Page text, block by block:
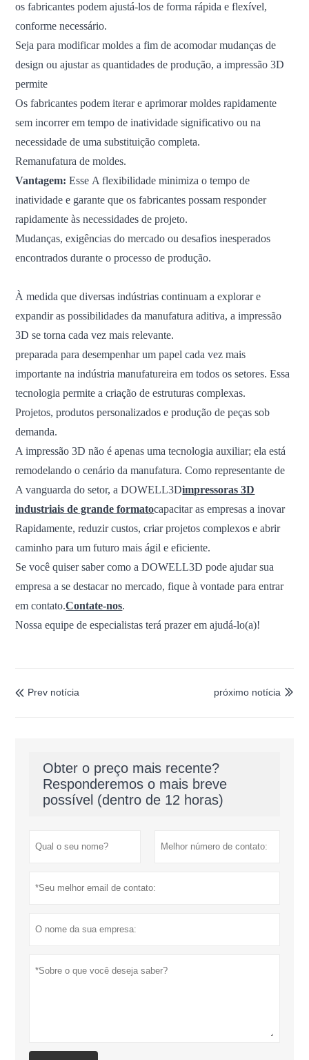
os fabricantes podem ajustá-los de forma rápida e flexível,
conforme necessário.
Seja para modificar moldes a fim de acomodar mudanças de
design ou ajustar as quantidades de produção, a impressão 3D
permite
Os fabricantes podem iterar e aprimorar moldes rapidamente
sem incorrer em tempo de inatividade significativo ou na
necessidade de uma substituição completa.
Remanufatura de moldes.
Vantagem:Esse A flexibilidade minimiza o tempo de
inatividade e garante que os fabricantes possam responder
rapidamente às necessidades de projeto.
Mudanças, exigências do mercado ou desafios inesperados
encontrados durante o processo de produção.
À medida que diversas indústrias continuam a explorar e
expandir as possibilidades da manufatura aditiva, a impressão
3D se torna cada vez mais relevante.
preparada para desempenhar um papel cada vez mais
importante na indústria manufatureira em todos os setores. Essa
tecnologia permite a criação de estruturas complexas.
Projetos, produtos personalizados e produção de peças sob
demanda.
A impressão 3D não é apenas uma tecnologia auxiliar; ela está
remodelando o cenário da manufatura. Como representante de
A vanguarda do setor, a DOWELL3Dimpressoras 3D
industriais de grande formatocapacitar as empresas a inovar
Rapidamente, reduzir custos, criar projetos complexos e abrir
caminho para um futuro mais ágil e eficiente.
Se você quiser saber como a DOWELL3D pode ajudar sua
empresa a se destacar no mercado, fique à vontade para entrar
em contato.Contate-nos.
Nossa equipe de especialistas terá prazer em ajudá-lo(a)!
 Prev notícia 
próximo notícia
Obter o preço mais recente?
Responderemos o mais breve
possível (dentro de 12 horas)